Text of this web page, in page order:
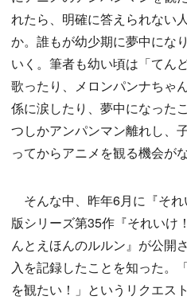
れたら、明確に答えられない
か。誰もが幼少期に夢中にな
いく。筆者も幼い頃は「てん
歌ったり、メロンパンナちゃ
係に涙したり、夢中になった
つしかアンパンマン離れし、
ってからアニメを観る機会が
そんな中、昨年6月に『そ
版シリーズ第35作『それいけ
んとえほんのルルン』が公開
入を記録したことを知った。
を観たい！」というリクエス